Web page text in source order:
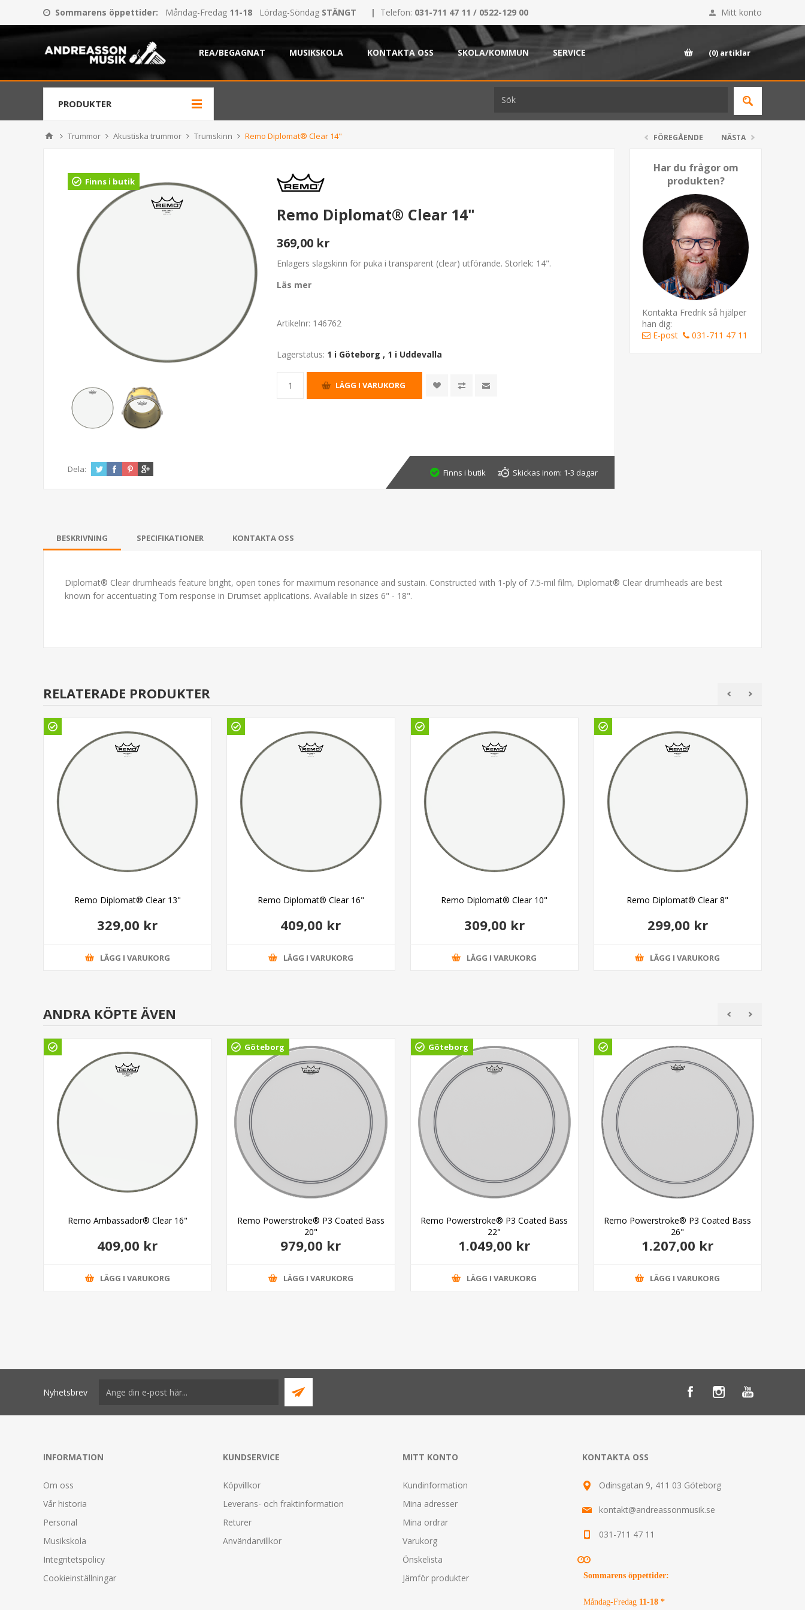
Sommarens öppettider: Måndag-Fredag 11-18 Lördag-Söndag STÄNGT | Telefon: 031-711 47 11 / 0522-129 00 Mitt konto
REA/BEGAGNAT MUSIKSKOLA KONTAKTA OSS SKOLA/KOMMUN SERVICE (0) artiklar
PRODUKTER
Trummor Akustiska trummor Trumskinn Remo Diplomat® Clear 14" FÖREGÅENDE NÄSTA
Har du frågor om
produkten?
Kontakta Fredrik så hjälper
han dig:
E-post
031-711 47 11
Finns i butik
Remo Diplomat® Clear 14"
369,00 kr
Enlagers slagskinn för puka i transparent (clear) utförande. Storlek: 14".
Läs mer
Artikelnr: 146762
Lagerstatus: 1 i Göteborg , 1 i Uddevalla
Dela: Finns i butik Skickas inom: 1-3 dagar
BESKRIVNING SPECIFIKATIONER KONTAKTA OSS
Diplomat® Clear drumheads feature bright, open tones for maximum resonance and sustain. Constructed with 1-ply of 7.5-mil film, Diplomat® Clear drumheads are best
known for accentuating Tom response in Drumset applications. Available in sizes 6" - 18".
RELATERADE PRODUKTER
Remo Diplomat® Clear 13"
329,00 kr
LÄGG I VARUKORG
Remo Diplomat® Clear 16"
409,00 kr
LÄGG I VARUKORG
Remo Diplomat® Clear 10"
309,00 kr
LÄGG I VARUKORG
Remo Diplomat® Clear 8"
299,00 kr
LÄGG I VARUKORG
ANDRA KÖPTE ÄVEN
Remo Ambassador® Clear 16"
409,00 kr
LÄGG I VARUKORG
Göteborg
Remo Powerstroke® P3 Coated Bass
20"
979,00 kr
LÄGG I VARUKORG
Göteborg
Remo Powerstroke® P3 Coated Bass
22"
1.049,00 kr
LÄGG I VARUKORG
Remo Powerstroke® P3 Coated Bass
26"
1.207,00 kr
LÄGG I VARUKORG
Nyhetsbrev
INFORMATION
Om oss
Vår historia
Personal
Musikskola
Integritetspolicy
Cookieinställningar
KUNDSERVICE
Köpvillkor
Leverans- och fraktinformation
Returer
Användarvillkor
MITT KONTO
Kundinformation
Mina adresser
Mina ordrar
Varukorg
Önskelista
Jämför produkter
KONTAKTA OSS
Odinsgatan 9, 411 03 Göteborg
kontakt@andreassonmusik.se
031-711 47 11
Sommarens öppettider:
Måndag-Fredag 11-18 *